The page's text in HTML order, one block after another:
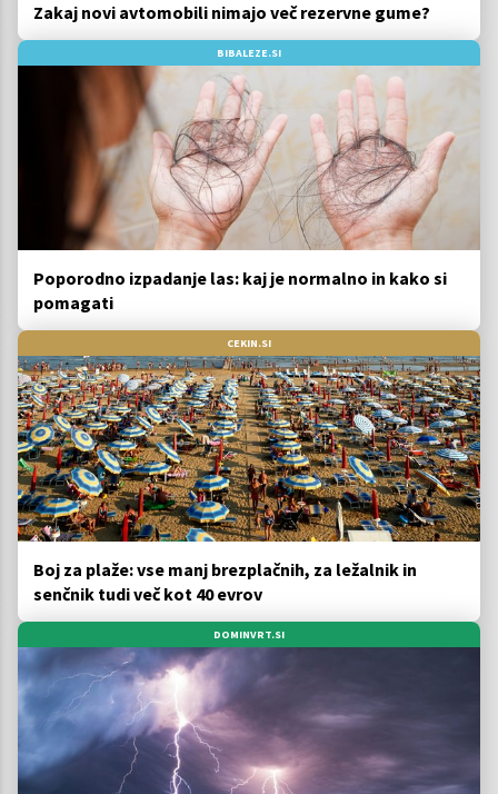
Zakaj novi avtomobili nimajo več rezervne gume?
BIBALEZE.SI
Poporodno izpadanje las: kaj je normalno in kako si
pomagati
CEKIN.SI
Boj za plaže: vse manj brezplačnih, za ležalnik in
senčnik tudi več kot 40 evrov
DOMINVRT.SI